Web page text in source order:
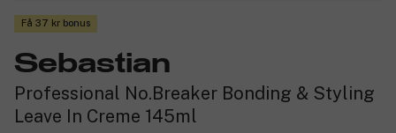
Få 37 kr bonus
Sebastian
Professional No.Breaker Bonding & Styling
Leave In Creme 145ml